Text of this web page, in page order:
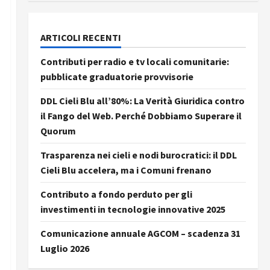
ARTICOLI RECENTI
Contributi per radio e tv locali comunitarie:
pubblicate graduatorie provvisorie
DDL Cieli Blu all’80%: La Verità Giuridica contro
il Fango del Web. Perché Dobbiamo Superare il
Quorum
Trasparenza nei cieli e nodi burocratici: il DDL
Cieli Blu accelera, ma i Comuni frenano
Contributo a fondo perduto per gli
investimenti in tecnologie innovative 2025
Comunicazione annuale AGCOM – scadenza 31
Luglio 2026